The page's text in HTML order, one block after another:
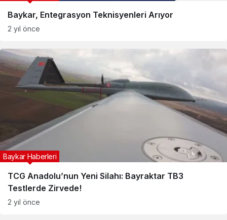
Baykar, Entegrasyon Teknisyenleri Arıyor
2 yıl önce
TCG Anadolu’nun Yeni Silahı: Bayraktar TB3
Testlerde Zirvede!
Baykar Haberleri
2 yıl önce